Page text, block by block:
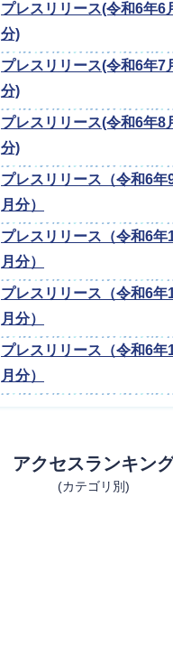
プレスリリース(令和6年6
分)
プレスリリース(令和6年7
分)
プレスリリース(令和6年8
分)
プレスリリース（令和6年
月分）
プレスリリース（令和6年
月分）
プレスリリース（令和6年
月分）
プレスリリース（令和6年
月分）
アクセスランキン
(カテゴリ別)